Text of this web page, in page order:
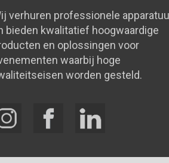
verhuren professionele
bieden kwalitatief hoogwaardige
en oplossingen voor
waarbij hoge
worden gesteld.